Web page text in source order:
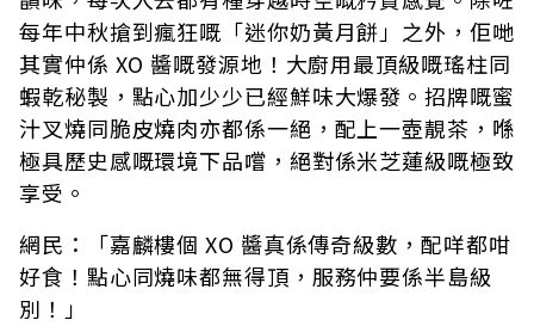
每年中秋搶到瘋狂嘅「迷你奶黃月餅」之外，佢哋
其實仲係 XO 醬嘅發源地！大廚用最頂級嘅瑤柱同
蝦乾秘製，點心加少少已經鮮味大爆發。招牌嘅蜜
汁叉燒同脆皮燒肉亦都係一絕，配上一壺靚茶，喺
極具歷史感嘅環境下品嚐，絕對係米芝蓮級嘅極致
享受。
網民：「嘉麟樓個 XO 醬真係傳奇級數，配咩都咁
好食！點心同燒味都無得頂，服務仲要係半島級
別！」